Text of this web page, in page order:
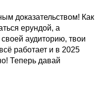
доказательством! Как
ерундой, а
аудиторию, твои
работает и в 2025
Теперь давай